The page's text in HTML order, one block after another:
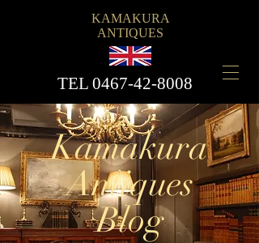
KAMAKURA
ANTIQUES
​TEL 0467-42-8008
Kamakura
Antiques
Blog